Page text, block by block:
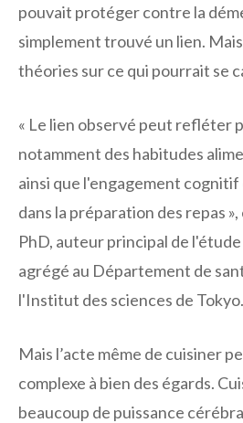
pouvait protéger contre la
simplement trouvé un lien.
théories sur ce qui pourrait se
« Le lien observé peut refléter
notamment des habitudes
ainsi que l'engagement
dans la préparation des repas
PhD, auteur principal de
agrégé au Département de
l'Institut des sciences de Tokyo.
Mais l’acte même de cuisiner
complexe à bien des égards.
beaucoup de puissance